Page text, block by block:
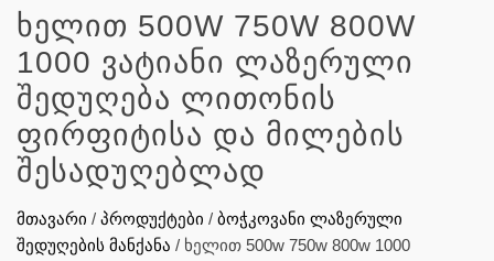
ᲮᲔᲚᲘᲗ 500W 750W 800W
1000 ᲕᲐᲢᲘᲐᲜᲘ ᲚᲐᲖᲔᲠᲣᲚᲘ
ᲨᲔᲓᲣᲦᲔᲑᲐ ᲚᲘᲗᲝᲜᲘᲡ
ᲤᲘᲠᲤᲘᲢᲘᲡᲐ ᲓᲐ ᲛᲘᲚᲔᲑᲘᲡ
ᲨᲔᲡᲐᲓᲣᲦᲔᲑᲚᲐᲓ
მთავარი / პროდუქტები / ბოჭკოვანი ლაზერული
შედუღების მანქანა / ხელით 500w 750w 800w 1000